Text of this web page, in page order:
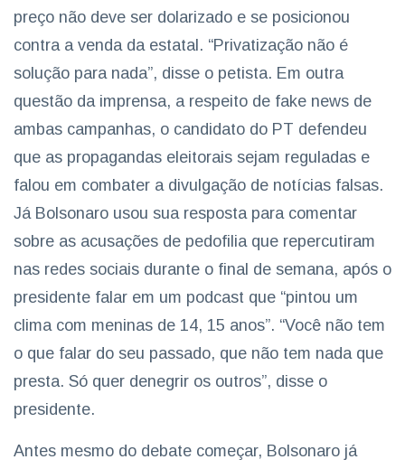
preço não deve ser dolarizado e se posicionou
contra a venda da estatal. “Privatização não é
solução para nada”, disse o petista. Em outra
questão da imprensa, a respeito de fake news de
ambas campanhas, o candidato do PT defendeu
que as propagandas eleitorais sejam reguladas e
falou em combater a divulgação de notícias falsas.
Já Bolsonaro usou sua resposta para comentar
sobre as acusações de pedofilia que repercutiram
nas redes sociais durante o final de semana, após o
presidente falar em um podcast que “pintou um
clima com meninas de 14, 15 anos”. “Você não tem
o que falar do seu passado, que não tem nada que
presta. Só quer denegrir os outros”, disse o
presidente.
Antes mesmo do debate começar, Bolsonaro já